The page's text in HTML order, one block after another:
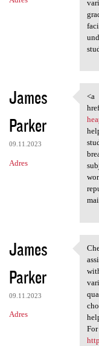
James
Parker
09.11.2023
Adres
<a
<a
James
Parker
09.11.2023
Adres
For